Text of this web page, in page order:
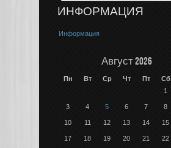
ИНФОРМАЦИЯ
Информация
Август 2026
Пн Вт Ср Чт Пт Сб
1
3 4 5 6 7 8
10 11 12 13 14 15
17 18 19 20 21 22